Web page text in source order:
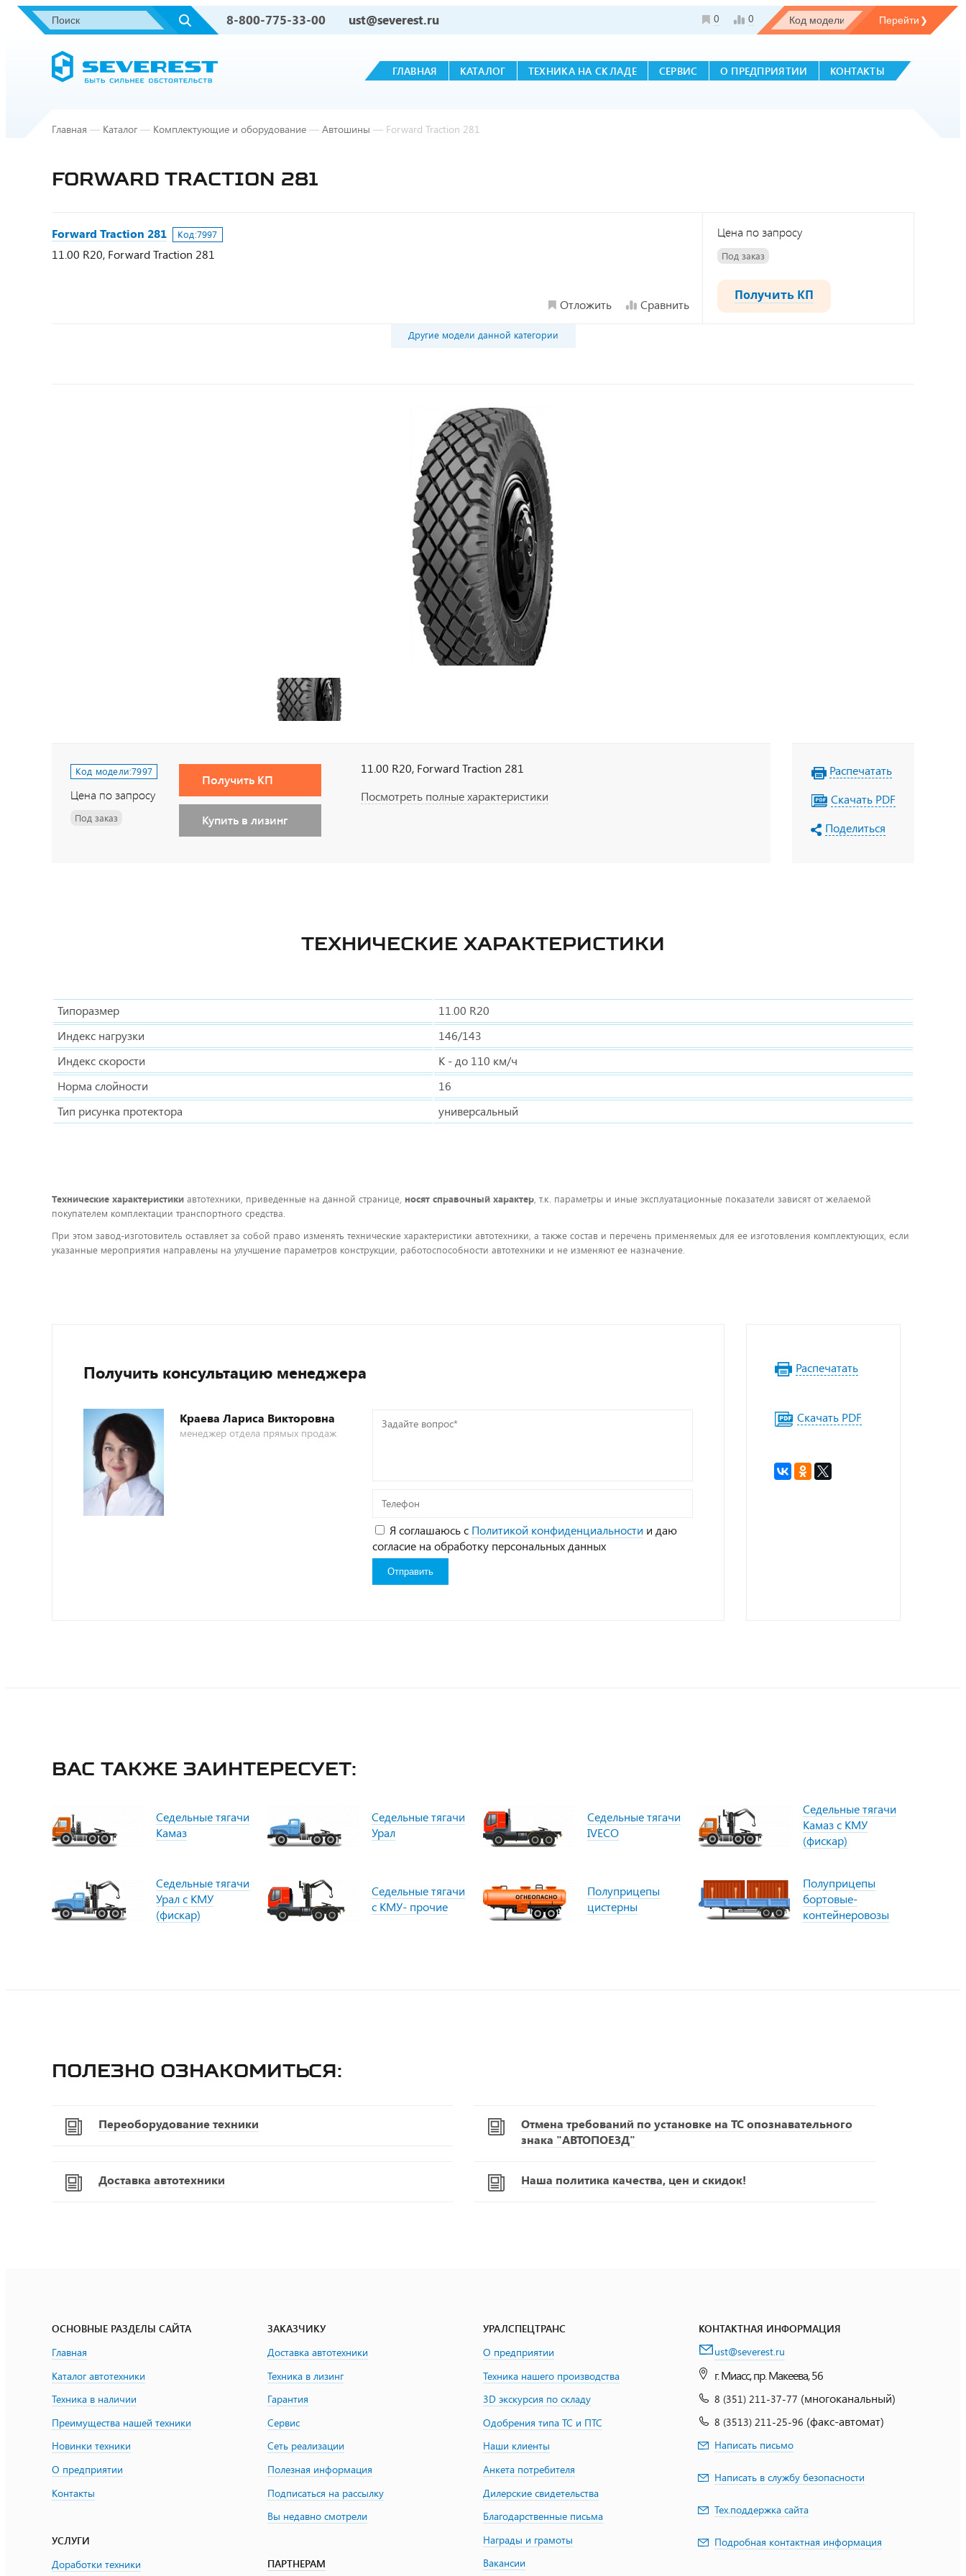
8-800-775-33-00 ust@severest.ru 0 0
ГЛАВНАЯ КАТАЛОГ ТЕХНИКА НА СКЛАДЕ СЕРВИС О ПРЕДПРИЯТИИ КОНТАКТЫ
Главная — Каталог — Комплектующие и оборудование — Автошины — Forward Traction 281
FORWARD TRACTION 281
Forward Traction 281 Код:7997
11.00 R20, Forward Traction 281
Отложить Сравнить
Цена по запросу
Под заказ
Получить КП
Другие модели данной категории
Код модели:7997
Цена по запросу
Под заказ
Получить КП
Купить в лизинг
11.00 R20, Forward Traction 281
Посмотреть полные характеристики
Распечатать
Скачать PDF
Поделиться
ТЕХНИЧЕСКИЕ ХАРАКТЕРИСТИКИ
Типоразмер
11.00 R20
Индекс нагрузки
146/143
Индекс скорости
K - до 110 км/ч
Норма слойности
16
Тип рисунка протектора
универсальный
Технические характеристики автотехники, приведенные на данной странице, носят справочный характер, т.к. параметры и иные эксплуатационные показатели зависят от желаемой
покупателем комплектации транспортного средства.
При этом завод-изготовитель оставляет за собой право изменять технические характеристики автотехники, а также состав и перечень применяемых для ее изготовления комплектующих, если
указанные мероприятия направлены на улучшение параметров конструкции, работоспособности автотехники и не изменяют ее назначение.
Получить консультацию менеджера
Краева Лариса Викторовна
менеджер отдела прямых продаж
Задайте
Телефон
Я соглашаюсь с Политикой конфиденциальности и даю
согласие на обработку персональных данных
Распечатать
Скачать PDF
Вас также заинтересует:
Седельные тягачи
Камаз
Седельные тягачи
Урал
Седельные тягачи
IVECO
Седельные тягачи
Камаз с КМУ
(фискар)
Седельные тягачи
Урал с КМУ
(фискар)
Седельные тягачи
с КМУ- прочие
Полуприцепы
цистерны
Полуприцепы
бортовые-
контейнеровозы
Полезно ознакомиться:
Переоборудование техники
Отмена требований по установке на ТС опознавательного
знака "АВТОПОЕЗД"
Доставка автотехники Наша политика качества, цен и скидок!
ОСНОВНЫЕ РАЗДЕЛЫ САЙТА
Главная
Каталог автотехники
Техника в наличии
Преимущества нашей техники
Новинки техники
О предприятии
Контакты
УСЛУГИ
Доработки техники
ЗАКАЗЧИКУ
Доставка автотехники
Техника в лизинг
Гарантия
Сервис
Сеть реализации
Полезная информация
Подписаться на рассылку
Вы недавно смотрели
ПАРТНЕРАМ
УРАЛСПЕЦТРАНС
О предприятии
Техника нашего производства
3D экскурсия по складу
Одобрения типа ТС и ПТС
Наши клиенты
Анкета потребителя
Дилерские свидетельства
Благодарственные письма
Награды и грамоты
Вакансии
КОНТАКТНАЯ ИНФОРМАЦИЯ
ust@severest.ru
г. Миасс, пр. Макеева, 56
8 (351) 211-37-77 (многоканальный)
8 (3513) 211-25-96 (факс-автомат)
Написать письмо
Написать в службу безопасности
Тех.поддержка сайта
Подробная контактная информация